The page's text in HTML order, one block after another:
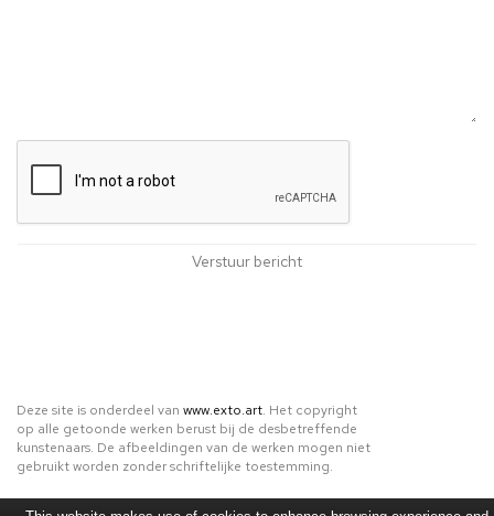
Deze site is onderdeel van www.exto.art. Het copyright
op alle getoonde werken berust bij de desbetreffende
kunstenaars. De afbeeldingen van de werken mogen niet
gebruikt worden zonder schriftelijke toestemming.